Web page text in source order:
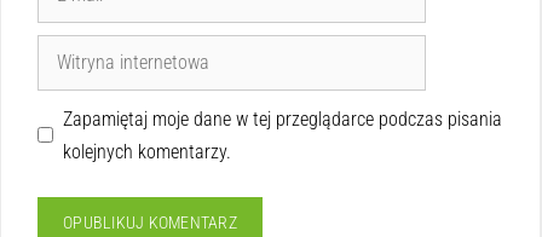
Zapamiętaj moje dane w tej przeglądarce podczas pisania
kolejnych komentarzy.